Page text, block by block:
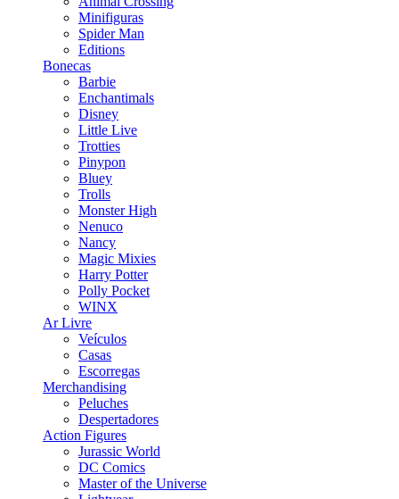
Minifiguras
Spider Man
Editions
Bonecas
Barbie
Enchantimals
Disney
Little Live
Trotties
Pinypon
Bluey
Trolls
Monster High
Nenuco
Nancy
Magic Mixies
Harry Potter
Polly Pocket
WINX
Ar Livre
Veículos
Casas
Escorregas
Merchandising
Peluches
Despertadores
Action Figures
Jurassic World
DC Comics
Master of the Universe